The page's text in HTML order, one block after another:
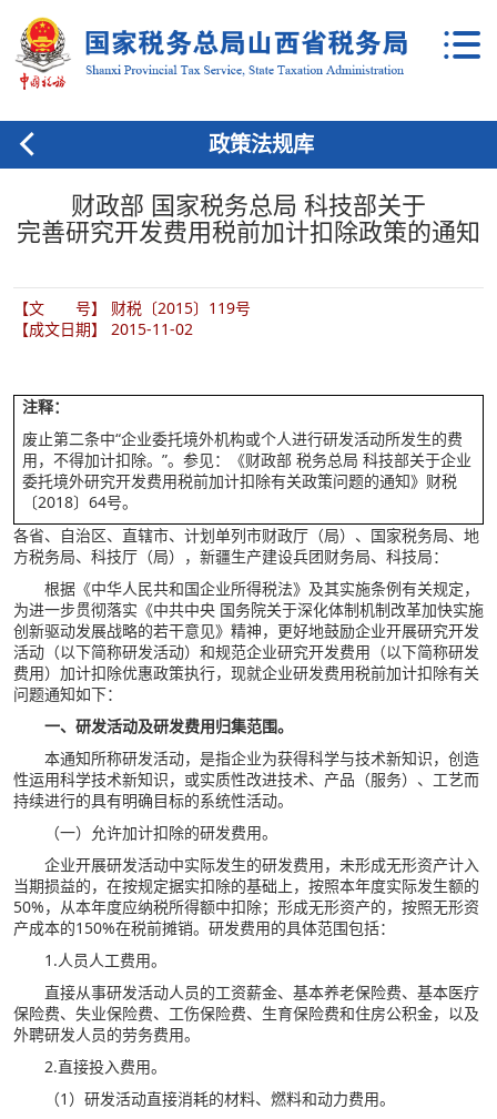
政策法规库
财政部 国家税务总局 科技部关于
完善研究开发费用税前加计扣除政策的通知
【文 号】 财税〔2015〕119号
【成文日期】 2015-11-02
注释：
废止第二条中“企业委托境外机构或个人进行研发活动所发生的费
用，不得加计扣除。”。参见：《财政部 税务总局 科技部关于企业
委托境外研究开发费用税前加计扣除有关政策问题的通知》财税
〔2018〕64号。
各省、自治区、直辖市、计划单列市财政厅（局）、国家税务局、地
方税务局、科技厅（局），新疆生产建设兵团财务局、科技局：
根据《中华人民共和国企业所得税法》及其实施条例有关规定，
为进一步贯彻落实《中共中央 国务院关于深化体制机制改革加快实施
创新驱动发展战略的若干意见》精神，更好地鼓励企业开展研究开发
活动（以下简称研发活动）和规范企业研究开发费用（以下简称研发
费用）加计扣除优惠政策执行，现就企业研发费用税前加计扣除有关
问题通知如下：
一、研发活动及研发费用归集范围。
本通知所称研发活动，是指企业为获得科学与技术新知识，创造
性运用科学技术新知识，或实质性改进技术、产品（服务）、工艺而
持续进行的具有明确目标的系统性活动。
（一）允许加计扣除的研发费用。
企业开展研发活动中实际发生的研发费用，未形成无形资产计入
当期损益的，在按规定据实扣除的基础上，按照本年度实际发生额的
50%，从本年度应纳税所得额中扣除；形成无形资产的，按照无形资
产成本的150%在税前摊销。研发费用的具体范围包括：
1.人员人工费用。
直接从事研发活动人员的工资薪金、基本养老保险费、基本医疗
保险费、失业保险费、工伤保险费、生育保险费和住房公积金，以及
外聘研发人员的劳务费用。
2.直接投入费用。
（1）研发活动直接消耗的材料、燃料和动力费用。